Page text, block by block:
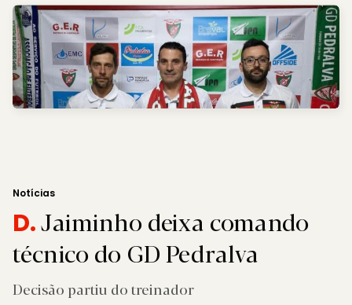
Notícias
D.Jaiminho deixa comando
técnico do GD Pedralva
Decisão partiu do treinador